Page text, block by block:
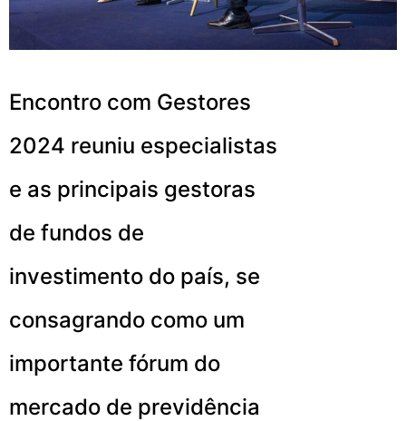
Encontro com Gestores
2024 reuniu especialistas
e as principais gestoras
de fundos de
investimento do país, se
consagrando como um
importante fórum do
mercado de previdência